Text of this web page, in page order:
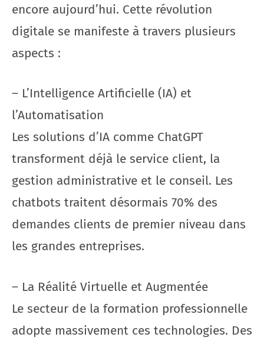
encore aujourd’hui. Cette révolution
digitale se manifeste à travers plusieurs
aspects :
– L’Intelligence Artificielle (IA) et
l’Automatisation
Les solutions d’IA comme ChatGPT
transforment déjà le service client, la
gestion administrative et le conseil. Les
chatbots traitent désormais 70% des
demandes clients de premier niveau dans
les grandes entreprises.
– La Réalité Virtuelle et Augmentée
Le secteur de la formation professionnelle
adopte massivement ces technologies. Des